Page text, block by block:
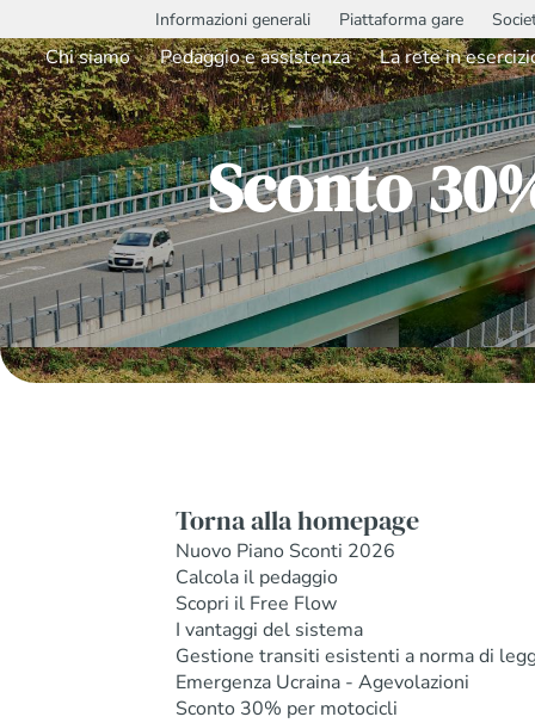
Informazioni generali Piattaforma gare
Chi siamo Pedaggio e assistenza La rete in
Sconto
Torna alla homepage
Nuovo Piano Sconti 2026
Calcola il pedaggio
Scopri il Free Flow
I vantaggi del sistema
Gestione transiti esistenti a norma di
Emergenza Ucraina - Agevolazioni
Sconto 30% per motocicli